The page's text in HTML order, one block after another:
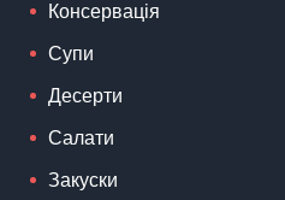
Консервація
Супи
Десерти
Салати
Закуски